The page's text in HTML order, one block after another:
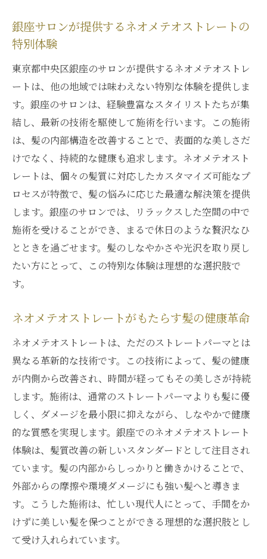
ネオメテオストレートが示す髪質改善の方
向性
新常識を生むネオメテオストレートの施術
効果
従来技術を超えるネオメテオストレートの
実力
髪質改善の新しいスタンダードとは
ネオメテオストレートで変わる髪の魅力
髪の健康を内側から支えるネオメテオストレー
トの秘密
ネオメテオストレートが髪に与える健康効
果
髪の内側から輝く、ネオメテオストレート
術力
内側から支える髪の健康、美しさの源泉
ネオメテオストレートの内側からのアプロ
ーチ
健康的な髪を保つためのネオメテオストレ
ートの工夫
ネオメテオストレートがもたらす持続的な美し
さの理由
持続する美しさを実現するネオメテオスト
レート
ネオメテオストレートが叶える長期的な美
しさ
美しさを保つためのネオメテオストレート
銀座サロンが提供するネオメテオストレートの
特別体験
東京都中央区銀座のサロンが提供するネオメテオストレ
ートは、他の地域では味わえない特別な体験を提供しま
す。銀座のサロンは、経験豊富なスタイリストたちが集
結し、最新の技術を駆使して施術を行います。この施術
は、髪の内部構造を改善することで、表面的な美しさだ
けでなく、持続的な健康も追求します。ネオメテオスト
レートは、個々の髪質に対応したカスタマイズ可能なプ
ロセスが特徴で、髪の悩みに応じた最適な解決策を提供
します。銀座のサロンでは、リラックスした空間の中で
施術を受けることができ、まるで休日のような贅沢なひ
とときを過ごせます。髪のしなやかさや光沢を取り戻し
たい方にとって、この特別な体験は理想的な選択肢で
す。
ネオメテオストレートがもたらす髪の健康革命
ネオメテオストレートは、ただのストレートパーマとは
異なる革新的な技術です。この技術によって、髪の健康
が内側から改善され、時間が経ってもその美しさが持続
します。施術は、通常のストレートパーマよりも髪に優
しく、ダメージを最小限に抑えながら、しなやかで健康
的な質感を実現します。銀座でのネオメテオストレート
体験は、髪質改善の新しいスタンダードとして注目され
ています。髪の内部からしっかりと働きかけることで、
外部からの摩擦や環境ダメージにも強い髪へと導きま
す。こうした施術は、忙しい現代人にとって、手間をか
けずに美しい髪を保つことができる理想的な選択肢とし
て受け入れられています。